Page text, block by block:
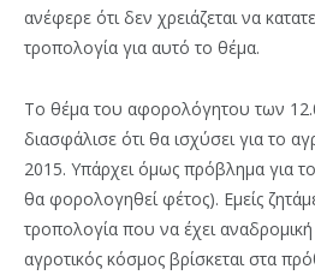
ανέφερε ότι δεν χρειάζεται να
τροπολογία για αυτό το θέμα.
Το θέμα του αφορολόγητου των
διασφάλισε ότι θα ισχύσει για το
2015. Υπάρχει όμως πρόβλημα για
θα φορολογηθεί φέτος). Εμείς
τροπολογία που να έχει
αγροτικός κόσμος βρίσκεται στα